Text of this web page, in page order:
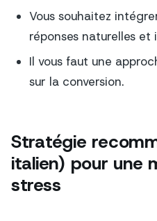
Vous souhaitez
réponses naturelles et
Il vous faut une
sur la conversion.
Stratégie
italien) pour une
stress